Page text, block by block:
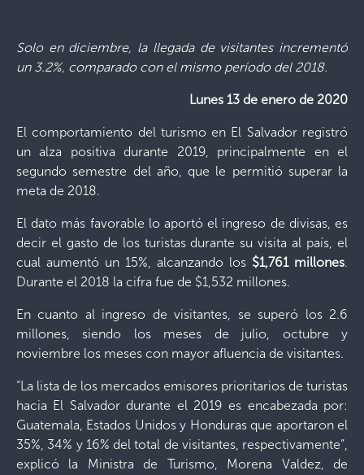
Solo en diciembre, la llegada de visitantes incrementó
un 3.2%, comparado con el mismo período del 2018.
Lunes 13 de enero de 2020
El comportamiento del turismo en El Salvador registró
un alza positiva durante 2019, principalmente en el
segundo semestre del año, que le permitió superar la
meta de 2018.
El dato más favorable lo aportó el ingreso de divisas, es
decir el gasto de los turistas durante su visita al país, el
cual aumentó un 15%, alcanzando los $1,761 millones.
Durante el 2018 la cifra fue de $1,532 millones.
En cuanto al ingreso de visitantes, se superó los 2.6
millones, siendo los meses de julio, octubre y
noviembre los meses con mayor afluencia de visitantes.
“La lista de los mercados emisores prioritarios de turistas
hacia El Salvador durante el 2019 es encabezada por:
Guatemala, Estados Unidos y Honduras que aportaron el
35%, 34% y 16% del total de visitantes, respectivamente”,
explicó la Ministra de Turismo, Morena Valdez, de